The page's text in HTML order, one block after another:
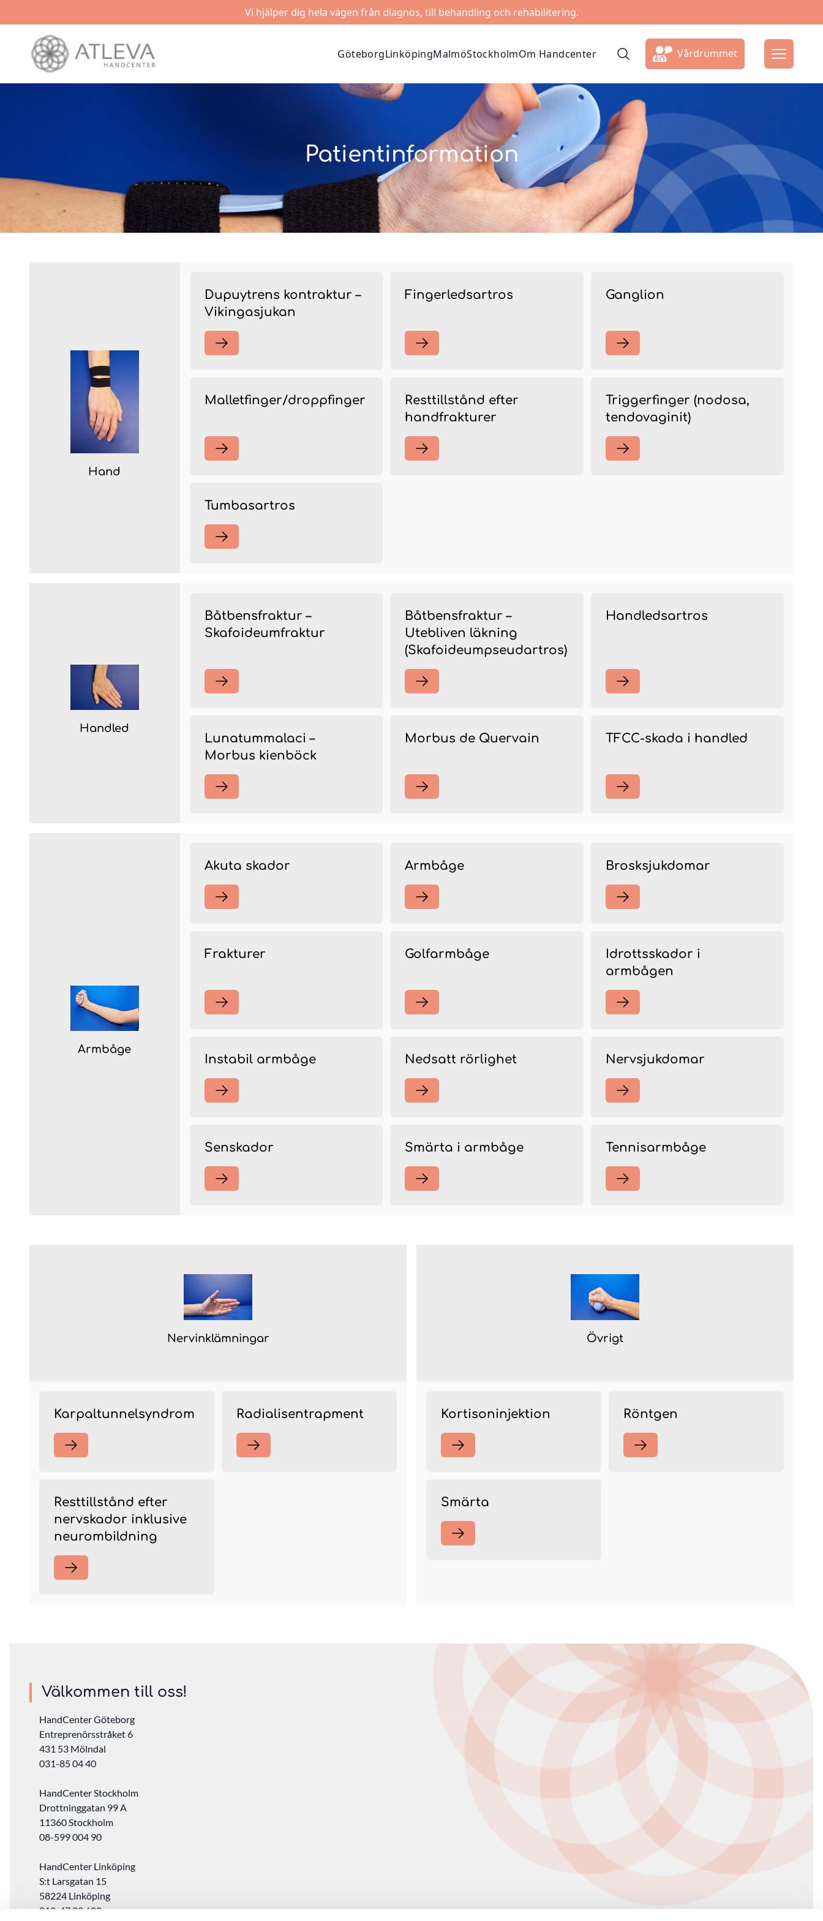
Vi hjälper dig hela vägen från diagnos, till behandling och rehabilitering.
GöteborgLinköpingMalmöStockholmOm Handcenter Vårdrummet
Patientinformation
Hand
Dupuytrens kontraktur –
Vikingasjukan
Fingerledsartros Ganglion
Malletfinger/droppfinger
Resttillstånd efter
handfrakturer
Triggerfinger (nodosa,
tendovaginit)
Tumbasartros
Handled
Båtbensfraktur –
Skafoideumfraktur
Båtbensfraktur –
Utebliven läkning
(Skafoideumpseudartros)
Handledsartros
Lunatummalaci –
Morbus kienböck
Morbus de Quervain TFCC-skada i handled
Armbåge
Akuta skador Armbåge Brosksjukdomar
Frakturer Golfarmbåge
Idrottsskador i
armbågen
Instabil armbåge Nedsatt rörlighet Nervsjukdomar
Senskador Smärta i armbåge Tennisarmbåge
Nervinklämningar
Karpaltunnelsyndrom Radialisentrapment
Resttillstånd efter
nervskador inklusive
neurombildning
Övrigt
Kortisoninjektion Röntgen
Smärta
Välkommen till oss!
HandCenter Göteborg
Entreprenörsstråket 6
431 53 Mölndal
031-85 04 40
HandCenter Stockholm
Drottninggatan 99 A
11360 Stockholm ‎
08-599 004 90
HandCenter Linköping
S:t Larsgatan 15
58224 Linköping
013-47 00 600